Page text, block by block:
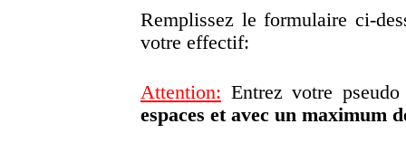
Remplissez le formulaire ci-
votre effectif:
Attention: Entrez votre
espaces et avec un maximum